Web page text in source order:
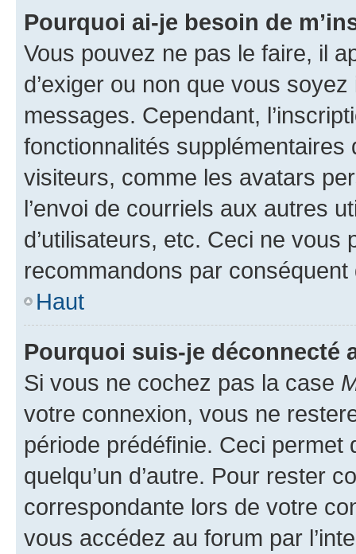
Pourquoi ai-je besoin de
Vous pouvez ne pas le faire, il
d’exiger ou non que vous
messages. Cependant,
fonctionnalités
visiteurs, comme les avatars
l’envoi de courriels aux autres
d’utilisateurs, etc. Ceci ne vous
recommandons par conséquent
Haut
Pourquoi suis-je déconnecté
Si vous ne cochez pas la case
votre connexion, vous ne
période prédéfinie. Ceci permet
quelqu’un d’autre. Pour rester
correspondante lors de votre
vous accédez au forum par